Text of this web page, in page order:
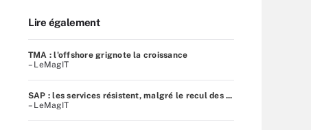
Lire également
TMA : l'offshore grignote la croissance
– LeMagIT
SAP : les services résistent, malgré le recul des ...
– LeMagIT